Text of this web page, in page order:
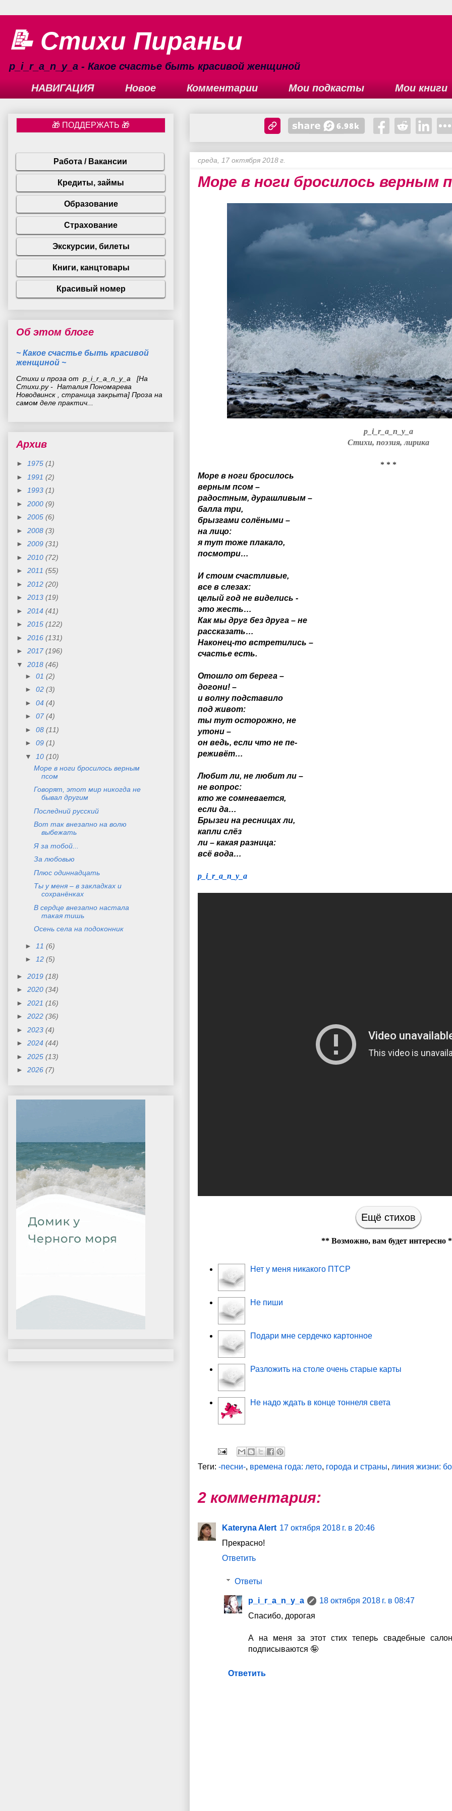
📝 Стихи Пираньи
p_i_r_a_n_y_a - Какое счастье быть красивой женщиной
НАВИГАЦИЯ
Новое Комментарии Мои подкасты Мои книги
среда, 17 октября 2018 г.
Море в ноги бросилось верным
p_i_r_a_n_y_a
Стихи, поэзия, лирика
* * *
Море в ноги бросилось
верным псом –
радостным, дурашливым –
балла три,
брызгами солёными –
на лицо:
я тут тоже плакало,
посмотри…
И стоим счастливые,
все в слезах:
целый год не виделись -
это жесть…
Как мы друг без друга – не
рассказать…
Наконец-то встретились –
счастье есть.
Отошло от берега –
догони! –
и волну подставило
под живот:
ты тут осторожно, не
утони –
он ведь, если что не пе-
реживёт…
Любит ли, не любит ли –
не вопрос:
кто же сомневается,
если да…
Брызги на ресницах ли,
капли слёз
ли – какая разница:
всё вода…
p_i_r_a_n_y_a
Ещё стихов
** Возможно, вам будет интересно
Нет у меня никакого ПТСР
Не пиши
Подари мне сердечко картонное
Разложить на столе очень старые карты
Не надо ждать в конце тоннеля света
Теги: -песни-, времена года: лето, города и страны, линия жизни:
2 комментария:
Kateryna Alert 17 октября 2018 г. в 20:46
Прекрасно!
Ответить
Ответы
p_i_r_a_n_y_a
18 октября 2018 г. в 08:47
Спасибо, дорогая
А на меня за этот стих теперь свадебные
подписываются 🤪
Ответить
Об этом блоге
~ Какое счастье быть красивой
женщиной ~
Стихи и проза от p_i_r_a_n_y_a [На
Стихи.ру - Наталия Пономарева
Новодвинск , страница закрыта] Проза на
самом деле практич...
Архив
► 1975 (1)
►
1991 (2)
►
1993 (1)
► 2000 (9)
► 2005 (6)
► 2008 (3)
► 2009 (31)
► 2010 (72)
► 2011 (55)
► 2012 (20)
► 2013 (19)
► 2014 (41)
► 2015 (122)
► 2016 (131)
► 2017 (196)
▼ 2018 (46)
► 01 (2)
► 02 (3)
► 04 (4)
► 07 (4)
► 08 (11)
► 09 (1)
▼
10 (10)
Море в ноги бросилось верным
псом
Говорят, этот мир никогда не
бывал другим
Последний русский
Вот так внезапно на волю
выбежать
Я за тобой...
За любовью
Плюс одиннадцать
Ты у меня – в закладках и
сохранёнках
В сердце внезапно настала
такая тишь
Осень села на подоконник
► 11 (6)
►
12 (5)
► 2019 (18)
► 2020 (34)
► 2021 (16)
► 2022 (36)
► 2023 (4)
► 2024 (44)
► 2025 (13)
► 2026 (7)